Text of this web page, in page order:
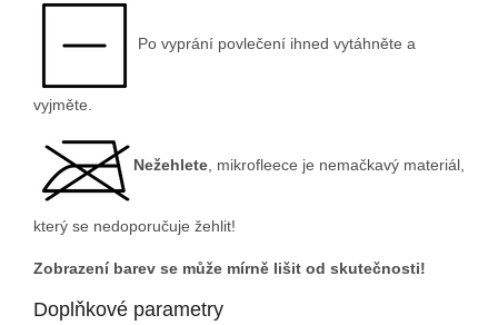
Po vyprání povlečení ihned vytáhněte a
vyjměte.
Nežehlete , mikrofleece je nemačkavý materiál,
který se nedoporučuje žehlit!
Zobrazení barev se může mírně lišit od skutečnosti!
Doplňkové parametry